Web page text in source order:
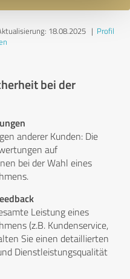
18.08.2025| Profil
bei der
anderer Kunden: Die
auf
bei der Wahl eines
Leistung eines
(z.B. Kundenservice,
Sie einen detaillierten
Dienstleistungsqualität